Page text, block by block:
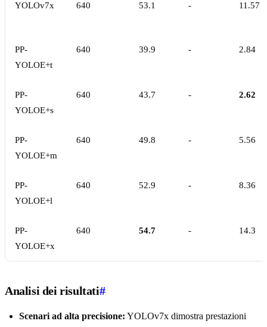
YOLOv7x 640 53.1 - 11.57
PP-
YOLOE+t
640 39.9 - 2.84
PP-
YOLOE+s
640 43.7 - 2.62
PP-
YOLOE+m
640 49.8 - 5.56
PP-
YOLOE+l
640 52.9 - 8.36
PP-
YOLOE+x
640 54.7 - 14.3
Analisi dei risultati#
Scenari ad alta precisione: YOLOv7x dimostra prestazioni